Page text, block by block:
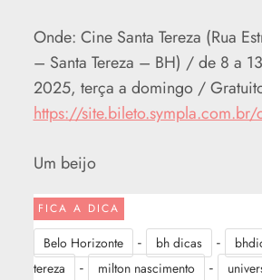
Onde: Cine Santa Tereza (Rua
– Santa Tereza – BH) / de 8 a
2025, terça a domingo /
https://site.bileto.sympla.com.br/
Um beijo
FICA A DICA
Belo Horizonte - bh dicas -
tereza
- milton nascimento -